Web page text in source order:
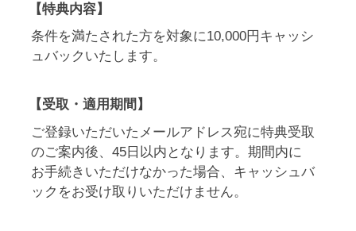
【特典内容】
条件を満たされた方を対象に10,000円キャッシ
ュバックいたします。
【受取・適用期間】
ご登録いただいたメールアドレス宛に特典受取
のご案内後、45日以内となります。期間内に
お手続きいただけなかった場合、キャッシュバ
ックをお受け取りいただけません。